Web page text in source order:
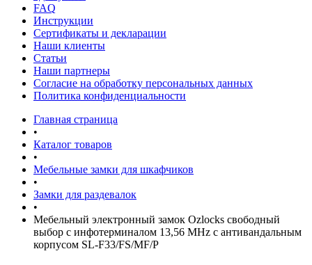
FAQ
Инструкции
Сертификаты и декларации
Наши клиенты
Статьи
Наши партнеры
Согласие на обработку персональных данных
Политика конфиденциальности
Главная страница
•
Каталог товаров
•
Мебельные замки для шкафчиков
•
Замки для раздевалок
•
Мебельный электронный замок Ozlocks свободный
выбор с инфотерминалом 13,56 MHz с антивандальным
корпусом SL-F33/FS/MF/P